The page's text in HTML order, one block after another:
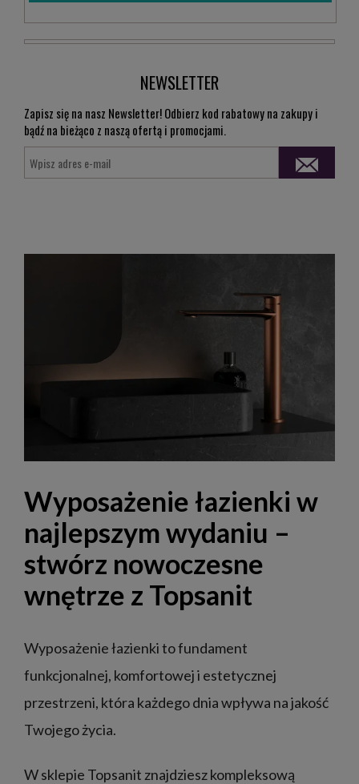
NEWSLETTER
Zapisz się na nasz Newsletter! Odbierz kod rabatowy na zakupy i
bądź na bieżąco z naszą ofertą i promocjami.
Wyposażenie łazienki w
najlepszym wydaniu –
stwórz nowoczesne
wnętrze z Topsanit
Wyposażenie łazienki to fundament
funkcjonalnej, komfortowej i estetycznej
przestrzeni, która każdego dnia wpływa na jakość
Twojego życia.
W sklepie Topsanit znajdziesz kompleksową